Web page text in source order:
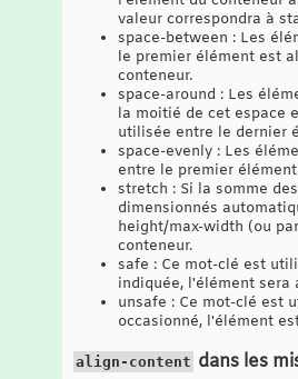
29
30
31
32
33
34
35
36
38
afin de
/* Gestion du
align-content:
align-content
/* Valeurs
align-content
:
align-content:
align-content:
valeur correspondra à
space-between : Les
le premier élément est
conteneur.
space-around : Les
la moitié de cet espace
utilisée entre le dernier
space-evenly : Les
entre le premier
stretch : Si la somme
dimensionnés
height/max-width (ou
conteneur.
safe : Ce mot-clé est
indiquée, l'élément sera
unsafe : Ce mot-clé est
occasionné, l'élément
align-content dans les